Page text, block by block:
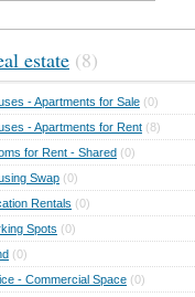
estate (8)
- Apartments for Sale (0)
- Apartments for Rent (8)
for Rent - Shared (0)
Swap (0)
Rentals (0)
Spots (0)
(0)
- Commercial Space (0)